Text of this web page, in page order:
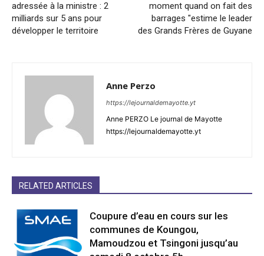
adressée à la ministre : 2
milliards sur 5 ans pour
développer le territoire
moment quand on fait des
barrages "estime le leader
des Grands Frères de Guyane
Anne Perzo
https://lejournaldemayotte.yt
Anne PERZO Le journal de Mayotte
https://lejournaldemayotte.yt
RELATED ARTICLES
Coupure d’eau en cours sur les
communes de Koungou,
Mamoudzou et Tsingoni jusqu’au